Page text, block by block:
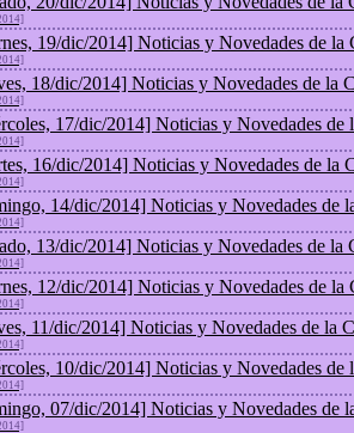
19/dic/2014] Noticias y Novedades de la
18/dic/2014] Noticias y Novedades de la
17/dic/2014] Noticias y Novedades de
16/dic/2014] Noticias y Novedades de la
14/dic/2014] Noticias y Novedades de
13/dic/2014] Noticias y Novedades de la
12/dic/2014] Noticias y Novedades de la
11/dic/2014] Noticias y Novedades de la
10/dic/2014] Noticias y Novedades de
07/dic/2014] Noticias y Novedades de